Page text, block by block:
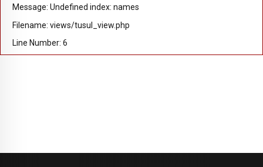
Message: Undefined index: names
Filename: views/tusul_view.php
Line Number: 6